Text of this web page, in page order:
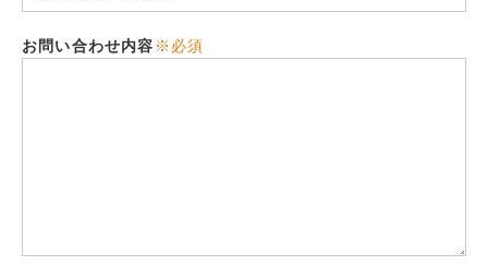
お問い合わせ内容 ※必須